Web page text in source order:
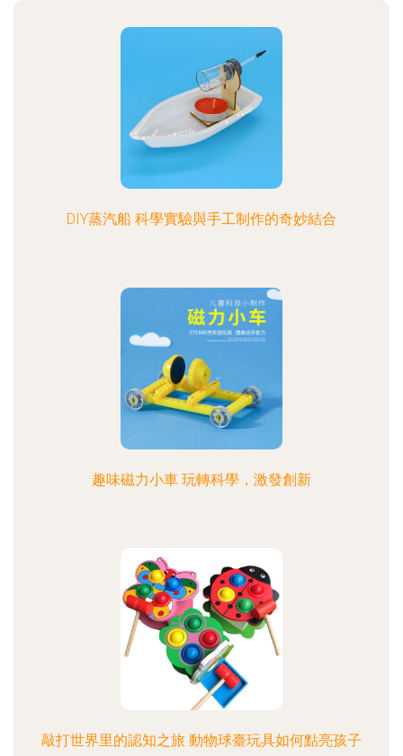
DIY蒸汽船 科學實驗與手工制作的奇妙結合
趣味磁力小車 玩轉科學，激發創新
敲打世界里的認知之旅 動物球臺玩具如何點亮孩子